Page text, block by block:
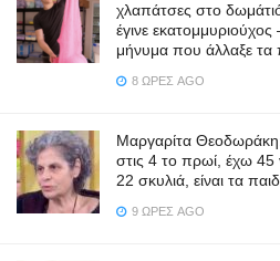
χλαπάτσες στο
έγινε εκατομμυριούχος
μήνυμα που άλλαξε τα
8 ΏΡΕΣ AGO
Μαργαρίτα
στις 4 το πρωί, έχω 45
22 σκυλιά, είναι τα
9 ΏΡΕΣ AGO